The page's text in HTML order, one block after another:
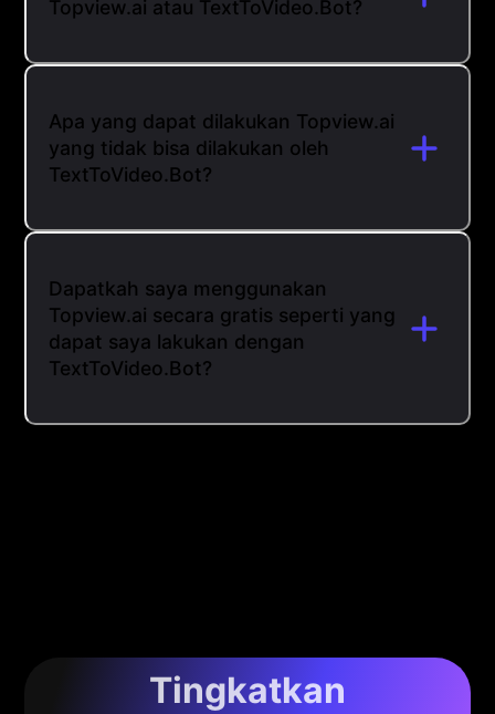
Topview.ai atau TextToVideo.Bot?
Apa yang dapat dilakukan Topview.ai
yang tidak bisa dilakukan oleh
TextToVideo.Bot?
Dapatkah saya menggunakan
Topview.ai secara gratis seperti yang
dapat saya lakukan dengan
TextToVideo.Bot?
Tingkatkan